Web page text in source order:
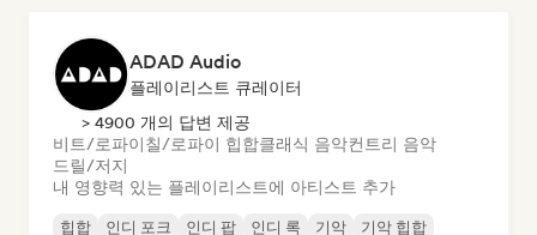
ADAD Audio
플레이리스트 큐레이터
> 4900 개의 답변 제공
비트/로파이칠/로파이 힙합클래식 음악컨트리 음악
드릴/저지
내 영향력 있는 플레이리스트에 아티스트 추가
힙합 인디 포크 인디 팝 인디 록 기악
기악 힙합